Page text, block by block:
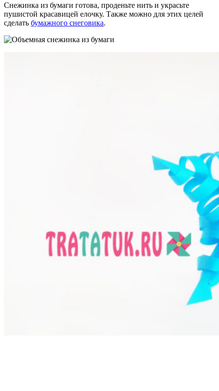
Снежинка из бумаги готова, проденьте нить и украсьте
пушистой красавицей елочку. Также можно для этих целей
сделать бумажного снеговика.